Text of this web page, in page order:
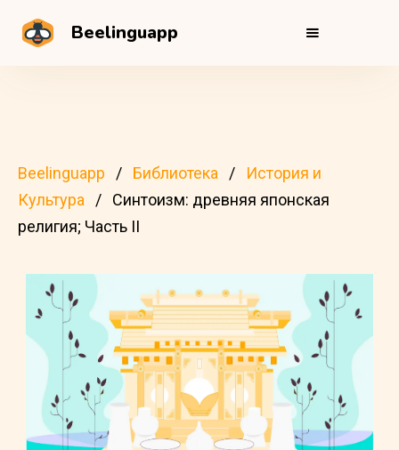
Beelinguapp
Beelinguapp Библиотека
История и
Культура
Синтоизм: древняя японская
религия; Часть II